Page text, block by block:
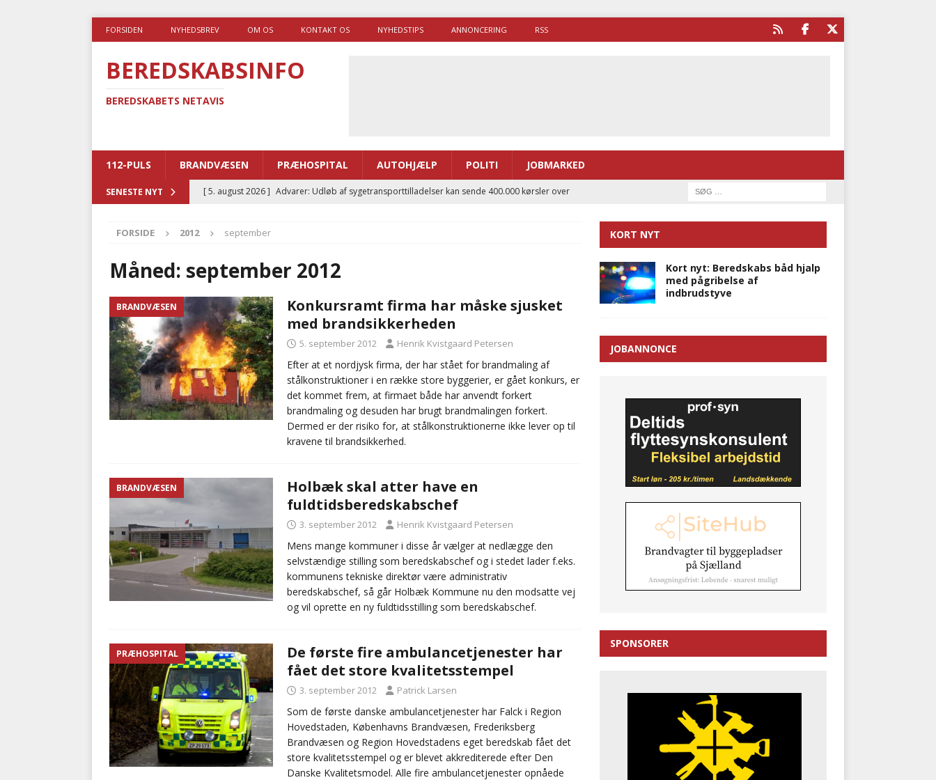
FORSIDEN NYHEDSBREV OM OS KONTAKT OS NYHEDSTIPS ANNONCERING RSS
BEREDSKABSINFO
BEREDSKABETS NETAVIS
112-PULS BRANDVÆSEN PRÆHOSPITAL AUTOHJÆLP POLITI JOBMARKED
SENESTE NYT [ 5. august 2026 ] Advarer: Udløb af sygetransporttilladelser kan sende 400.000 kørsler over
[ 5. august 2026 ]
[ 4. august 2026 ]
Brandvæsenerne brugte lidt længere tid på at komme af sted i 2025
BRANDVÆSEN
[ 4. august 2026 ]
Ny treårig politiuddannelse skal ruste betjentene til mere kompleks
kriminalitet
POLITI
[ 6. august 2026 ]
BRANDVÆSEN
FORSIDE 2012 september
Måned: september 2012
BRANDVÆSEN
Konkursramt firma har måske sjusket
med brandsikkerheden
5. september 2012 Henrik Kvistgaard Petersen
Efter at et nordjysk firma, der har stået for brandmaling af
stålkonstruktioner i en række store byggerier, er gået konkurs, er
det kommet frem, at firmaet både har anvendt forkert
brandmaling og desuden har brugt brandmalingen forkert.
Dermed er der risiko for, at stålkonstruktionerne ikke lever op til
kravene til brandsikkerhed.
BRANDVÆSEN
Holbæk skal atter have en
fuldtidsberedskabschef
3. september 2012 Henrik Kvistgaard Petersen
Mens mange kommuner i disse år vælger at nedlægge den
selvstændige stilling som beredskabschef og i stedet lader f.eks.
kommunens tekniske direktør være administrativ
beredskabschef, så går Holbæk Kommune nu den modsatte vej
og vil oprette en ny fuldtidsstilling som beredskabschef.
PRÆHOSPITAL
De første fire ambulancetjenester har
fået det store kvalitetsstempel
3. september 2012 Patrick Larsen
Som de første danske ambulancetjenester har Falck i Region
Hovedstaden, Københavns Brandvæsen, Frederiksberg
Brandvæsen og Region Hovedstadens eget beredskab fået det
store kvalitetsstempel og er blevet akkrediterede efter Den
Danske Kvalitetsmodel. Alle fire ambulancetjenester opnåede
KORT NYT
Kort nyt: Beredskabs båd hjalp
med pågribelse af
indbrudstyve
JOBANNONCE
SPONSORER